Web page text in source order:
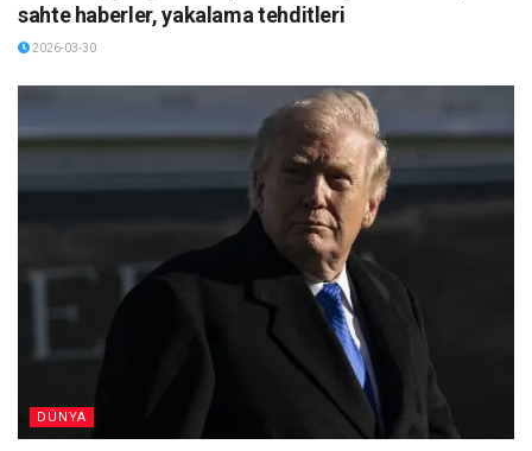
sahte haberler, yakalama tehditleri
2026-03-30
DÜNYA